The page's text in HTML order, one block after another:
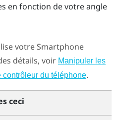
en fonction de votre angle
votre Smartphone
détails, voir Manipuler les
contrôleur du téléphone.
ceci